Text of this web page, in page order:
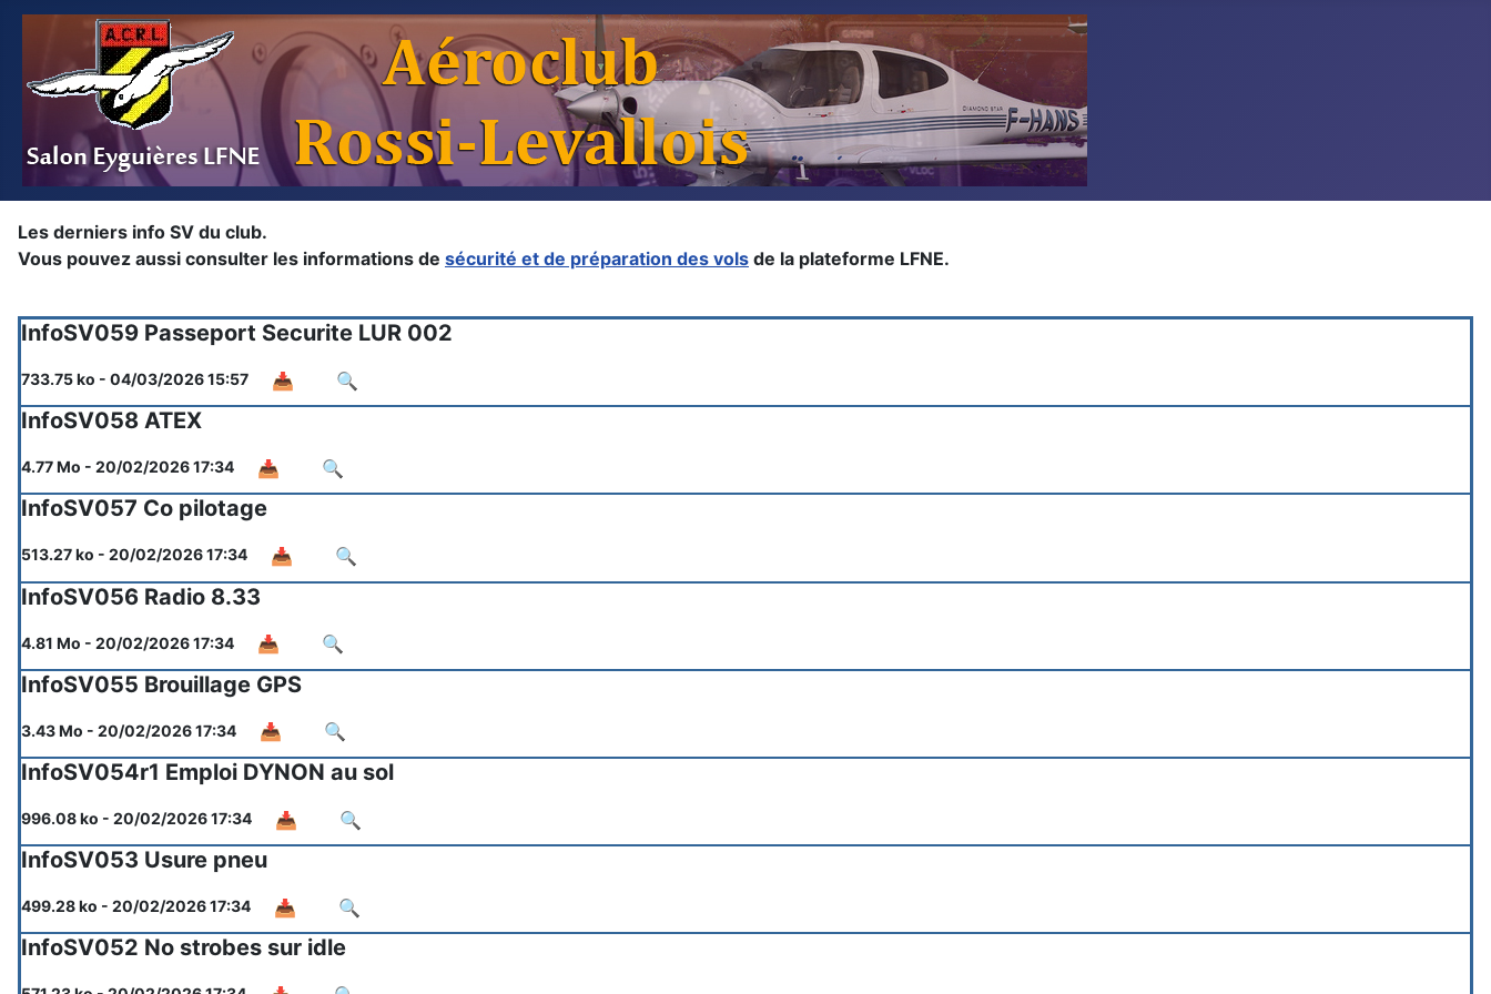
Les derniers info SV du club.
Vous pouvez aussi consulter les informations de sécurité et de préparation des vols de la plateforme LFNE.
InfoSV059 Passeport Securite LUR 002
733.75 ko - 04/03/2026 15:57 📥 🔍
InfoSV058 ATEX
4.77 Mo - 20/02/2026 17:34 📥 🔍
InfoSV057 Co pilotage
513.27 ko - 20/02/2026 17:34 📥 🔍
InfoSV056 Radio 8.33
4.81 Mo - 20/02/2026 17:34 📥 🔍
InfoSV055 Brouillage GPS
3.43 Mo - 20/02/2026 17:34 📥 🔍
InfoSV054r1 Emploi DYNON au sol
996.08 ko - 20/02/2026 17:34 📥 🔍
InfoSV053 Usure pneu
499.28 ko - 20/02/2026 17:34 📥 🔍
InfoSV052 No strobes sur idle